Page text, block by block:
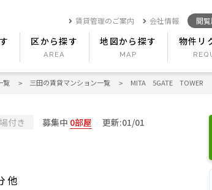
賃貸管理のご案内 会社情報 閲
区から探す 地図から探す 物件リ
覧 三田の賃貸マンション一覧 MITA 5GATE TOWER
付き 募集中 0部屋 更新:01/01
他